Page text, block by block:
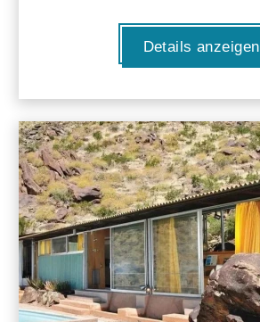
Details anzeigen